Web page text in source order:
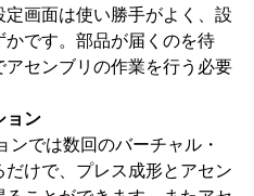
画面は使い勝手がよく、設
です。部品が届くのを待
センブリの作業を行う必要
ョン
ンでは数回のバーチャル・
だけで、プレス成形とアセン